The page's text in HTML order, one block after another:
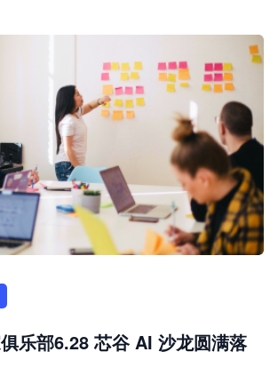
乐部6.28 芯谷 AI 沙龙圆满落